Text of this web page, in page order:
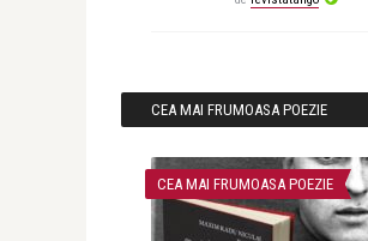
CEA MAI FRUMOASA POEZIE
CEA MAI FRUMOASA POEZIE